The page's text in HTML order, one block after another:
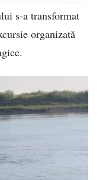
s-a transformat
organizată